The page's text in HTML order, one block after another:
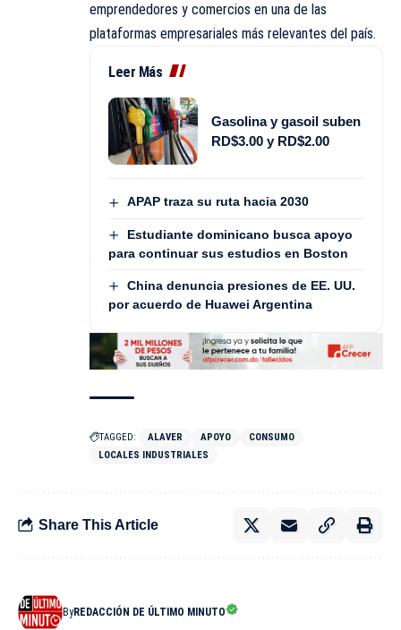
emprendedores y comercios en una de las
plataformas empresariales más relevantes del país.
Leer Más
Gasolina y gasoil suben
RD$3.00 y RD$2.00
APAP traza su ruta hacia 2030
Estudiante dominicano busca apoyo
para continuar sus estudios en Boston
China denuncia presiones de EE. UU.
por acuerdo de Huawei Argentina
TAGGED: ALAVER APOYO
CONSUMO
LOCALES INDUSTRIALES
Share This Article
ByREDACCIÓN DE ÚLTIMO MINUTO